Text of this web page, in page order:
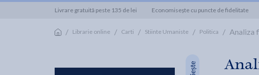
Livrare gratuită peste 135 de lei Economisește cu puncte de fidelitate
/ Librarie online / Carti / Stiinte Umaniste / Politica / Analiza